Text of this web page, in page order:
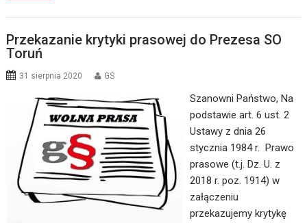
Przekazanie krytyki prasowej do Prezesa SO
Toruń
31 sierpnia 2020 GS
Szanowni Państwo, Na
podstawie art. 6 ust. 2
Ustawy z dnia 26
stycznia 1984 r. Prawo
prasowe (t.j. Dz. U. z
2018 r. poz. 1914) w
załączeniu
przekazujemy krytykę